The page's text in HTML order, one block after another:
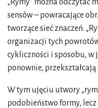
„Rymy” można odczytać
sensów – powracające
tworzące sieć znaczeń.
organizacji tych
cykliczności i sposobu,
ponownie, przekształcają
W tym ujęciu utwory
podobieństwo formy,